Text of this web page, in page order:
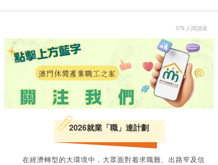
576 人閱讀過
2026就業「職」達計劃
在經濟轉型的大環境中，大眾面對着求職難、出路窄及信